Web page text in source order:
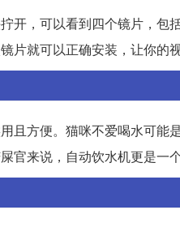
开，可以看到四个镜片，
片就可以正确安装，让你的视
且方便。猫咪不爱喝水可
官来说，自动饮水机更是一